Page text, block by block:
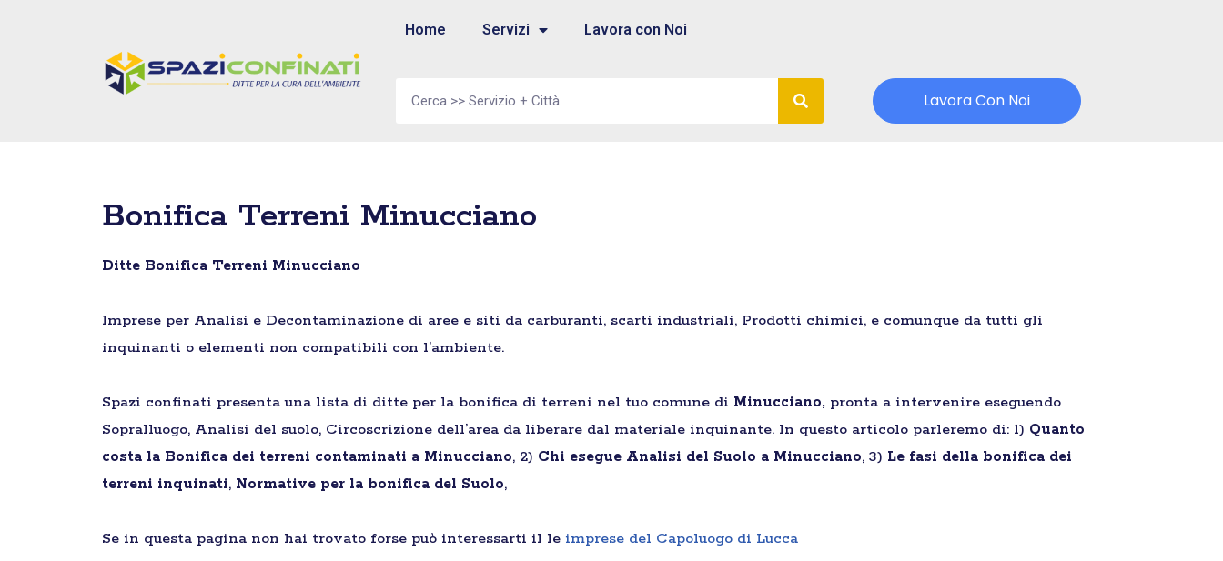
Home Servizi Lavora con Noi
Lavora Con Noi
Bonifica Terreni Minucciano
Ditte Bonifica Terreni Minucciano
Imprese per Analisi e Decontaminazione di aree e siti da carburanti, scarti industriali, Prodotti chimici, e comunque da tutti gli
inquinanti o elementi non compatibili con l’ambiente.
Spazi confinati presenta una lista di ditte per la bonifica di terreni nel tuo comune di Minucciano, pronta a intervenire eseguendo
Sopralluogo, Analisi del suolo, Circoscrizione dell’area da liberare dal materiale inquinante. In questo articolo parleremo di: 1) Quanto
costa la Bonifica dei terreni contaminati a Minucciano, 2) Chi esegue Analisi del Suolo a Minucciano, 3) Le fasi della bonifica dei
terreni inquinati, Normative per la bonifica del Suolo,
Se in questa pagina non hai trovato forse può interessarti il le imprese del Capoluogo di Lucca